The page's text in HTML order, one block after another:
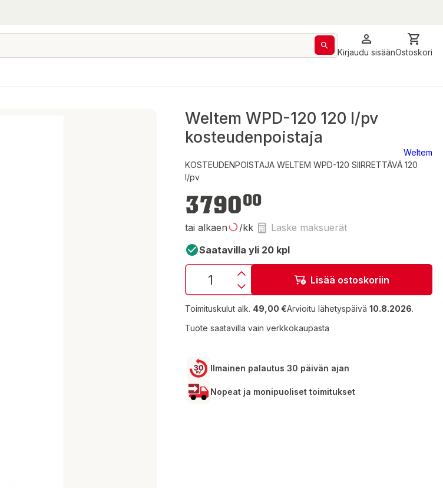
Kirjaudu sisäänOstoskori
Weltem WPD-120 120 l/pv
kosteudenpoistaja
KOSTEUDENPOISTAJA WELTEM WPD-120 SIIRRETTÄVÄ 120
l/pv
Weltem
379000
tai alkaen /kk
Laske maksuerät
Saatavilla yli 20 kpl
Lisää ostoskoriin
Toimituskulut alk. 49,00 €Arvioitu lähetyspäivä 10.8.2026.
Tuote saatavilla vain verkkokaupasta
Ilmainen palautus 30 päivän ajan
Nopeat ja monipuoliset toimitukset